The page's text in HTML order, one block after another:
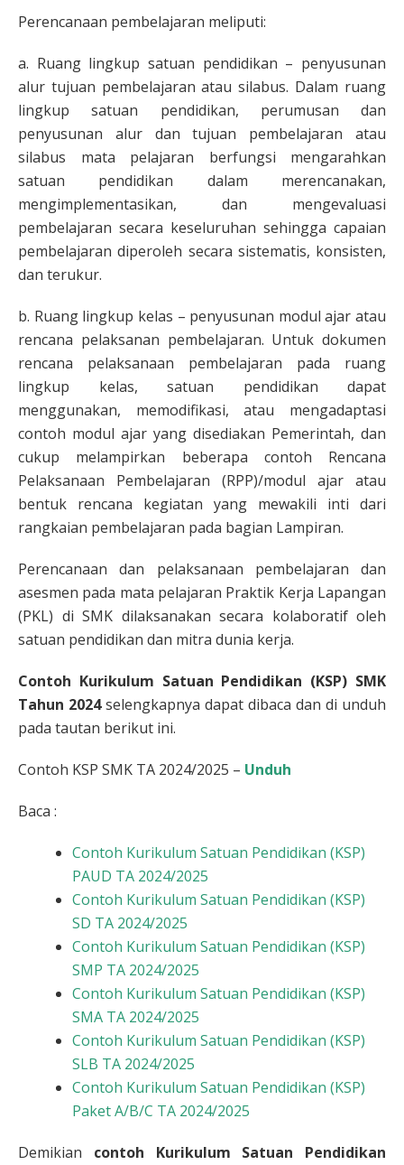
Perencanaan pembelajaran meliputi:
a. Ruang lingkup satuan pendidikan – penyusunan
alur tujuan pembelajaran atau silabus. Dalam ruang
lingkup satuan pendidikan, perumusan dan
penyusunan alur dan tujuan pembelajaran atau
silabus mata pelajaran berfungsi mengarahkan
satuan pendidikan dalam merencanakan,
mengimplementasikan, dan mengevaluasi
pembelajaran secara keseluruhan sehingga capaian
pembelajaran diperoleh secara sistematis, konsisten,
dan terukur.
b. Ruang lingkup kelas – penyusunan modul ajar atau
rencana pelaksanan pembelajaran. Untuk dokumen
rencana pelaksanaan pembelajaran pada ruang
lingkup kelas, satuan pendidikan dapat
menggunakan, memodifikasi, atau mengadaptasi
contoh modul ajar yang disediakan Pemerintah, dan
cukup melampirkan beberapa contoh Rencana
Pelaksanaan Pembelajaran (RPP)/modul ajar atau
bentuk rencana kegiatan yang mewakili inti dari
rangkaian pembelajaran pada bagian Lampiran.
Perencanaan dan pelaksanaan pembelajaran dan
asesmen pada mata pelajaran Praktik Kerja Lapangan
(PKL) di SMK dilaksanakan secara kolaboratif oleh
satuan pendidikan dan mitra dunia kerja.
Contoh Kurikulum Satuan Pendidikan (KSP) SMK
Tahun 2024selengkapnya dapat dibaca dan di unduh
pada tautan berikut ini.
Contoh KSP SMK TA 2024/2025 – Unduh
Baca :
Contoh Kurikulum Satuan Pendidikan (KSP)
PAUD TA 2024/2025
Contoh Kurikulum Satuan Pendidikan (KSP)
SD TA 2024/2025
Contoh Kurikulum Satuan Pendidikan (KSP)
SMP TA 2024/2025
Contoh Kurikulum Satuan Pendidikan (KSP)
SMA TA 2024/2025
Contoh Kurikulum Satuan Pendidikan (KSP)
SLB TA 2024/2025
Contoh Kurikulum Satuan Pendidikan (KSP)
Paket A/B/C TA 2024/2025
Demikian contoh Kurikulum Satuan Pendidikan